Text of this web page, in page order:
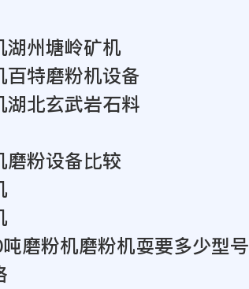
湖州塘岭矿机
百特磨粉机设备
湖北玄武岩石料
磨粉设备比较
磨粉机磨粉机耍要多少型号